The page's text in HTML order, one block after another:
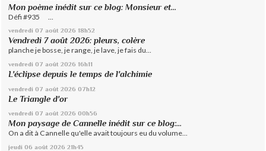
Mon poème inédit sur ce blog: Monsieur et...
Défi #935 ...
vendredi 07 août 2026 18h52
Vendredi 7 août 2026: pleurs, colère
planche je bosse, je range, je lave, je fais du...
vendredi 07 août 2026 16h11
L'éclipse depuis le temps de l'alchimie
vendredi 07 août 2026 07h12
Le Triangle d'or
vendredi 07 août 2026 00h56
Mon paysage de Cannelle inédit sur ce blog:...
On a dit à Cannelle qu'elle avait toujours eu du volume...
jeudi 06 août 2026 21h45